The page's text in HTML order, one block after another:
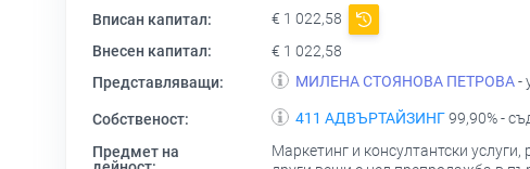
Вписан капитал:
€ 1 022,58
Внесен капитал:
€ 1 022,58
Представляващи:
МИЛЕНА СТОЯНОВА ПЕТРОВА-
Собственост: 411 АДВЪРТАЙЗИНГ99,90% -
Предмет на
Маркетинг и консултантски